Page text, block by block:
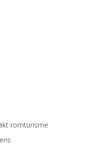
romturisme